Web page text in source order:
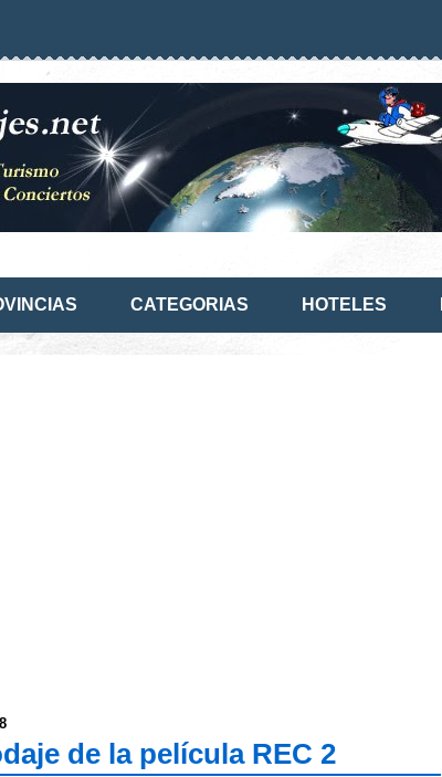
CATEGORIAS HOTELES
de la película REC 2